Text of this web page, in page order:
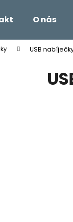
O nás
USB